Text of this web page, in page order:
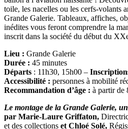
toile, les nacelles ou les cerfs-volants
Grande Galerie. Tableaux, affiches,
inédites vous feront comprendre la
inscrit dans la société du début du
Lieu : Grande Galerie
Durée : 45 minutes
Départs : 11h30, 15h00 –
Accessibilité : personnes à mobilité
Recommandation d’âge : à partir de
Le montage de la Grande Galerie,
par Marie-Laure Griffaton,
et des collections et Chloé Solé,